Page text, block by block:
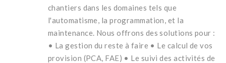
chantiers dans les domaines tels que
l'automatisme, la programmation, et la
maintenance. Nous offrons des solutions pour :
• La gestion du reste à faire • Le calcul de vos
provision (PCA, FAE) • Le suivi des activités de